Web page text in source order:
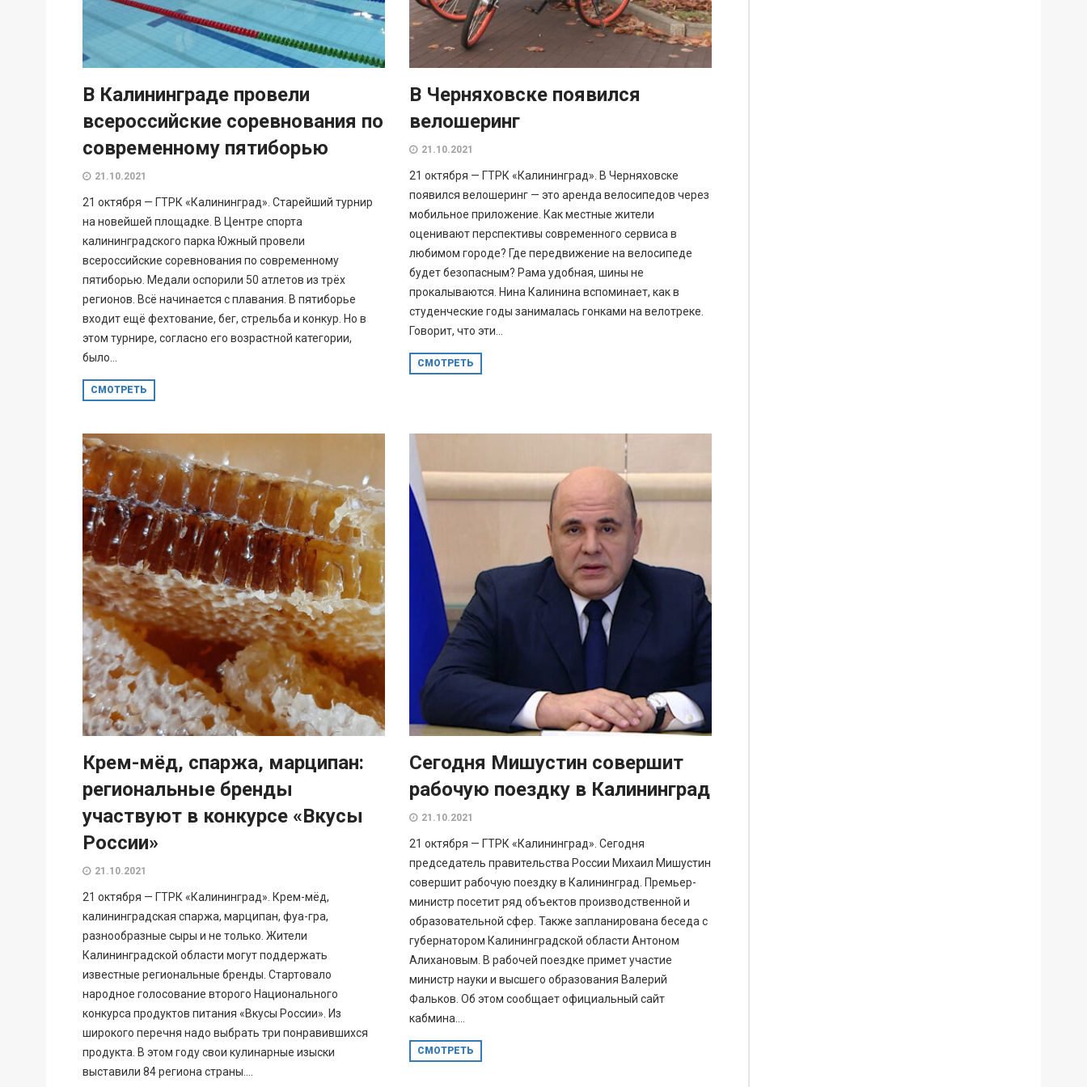
В Калининграде провели
всероссийские соревнования по
современному пятиборью
21.10.2021
21 октября — ГТРК «Калининград». Старейший турнир
на новейшей площадке. В Центре спорта
калининградского парка Южный провели
всероссийские соревнования по современному
пятиборью. Медали оспорили 50 атлетов из трёх
регионов. Всё начинается с плавания. В пятиборье
входит ещё фехтование, бег, стрельба и конкур. Но в
этом турнире, согласно его возрастной категории,
было...
СМОТРЕТЬ
В Черняховске появился
велошеринг
21.10.2021
21 октября — ГТРК «Калининград». В Черняховске
появился велошеринг — это аренда велосипедов через
мобильное приложение. Как местные жители
оценивают перспективы современного сервиса в
любимом городе? Где передвижение на велосипеде
будет безопасным? Рама удобная, шины не
прокалываются. Нина Калинина вспоминает, как в
студенческие годы занималась гонками на велотреке.
Говорит, что эти...
СМОТРЕТЬ
Крем-мёд, спаржа, марципан:
региональные бренды
участвуют в конкурсе «Вкусы
России»
21.10.2021
21 октября — ГТРК «Калининград». Крем-мёд,
калининградская спаржа, марципан, фуа-гра,
разнообразные сыры и не только. Жители
Калининградской области могут поддержать
известные региональные бренды. Стартовало
народное голосование второго Национального
конкурса продуктов питания «Вкусы России». Из
широкого перечня надо выбрать три понравившихся
продукта. В этом году свои кулинарные изыски
выставили 84 региона страны....
Сегодня Мишустин совершит
рабочую поездку в Калининград
21.10.2021
21 октября — ГТРК «Калининград». Сегодня
председатель правительства России Михаил Мишустин
совершит рабочую поездку в Калининград. Премьер-
министр посетит ряд объектов производственной и
образовательной сфер. Также запланирована беседа с
губернатором Калининградской области Антоном
Алихановым. В рабочей поездке примет участие
министр науки и высшего образования Валерий
Фальков. Об этом сообщает официальный сайт
кабмина....
СМОТРЕТЬ